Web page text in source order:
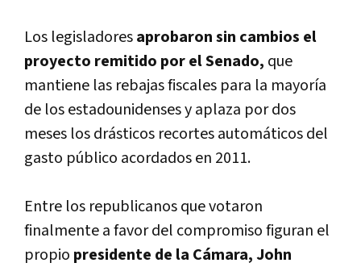
Los legisladoresaprobaron sin cambios el
proyecto remitido por el Senado, que
mantiene las rebajas fiscales para la mayoría
de los estadounidenses y aplaza por dos
meses los drásticos recortes automáticos del
gasto público acordados en 2011.
Entre los republicanos que votaron
finalmente a favor del compromiso figuran el
propio presidente de la Cámara, John